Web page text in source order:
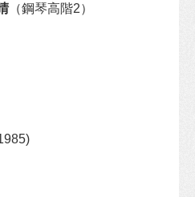
（鋼琴高階2）